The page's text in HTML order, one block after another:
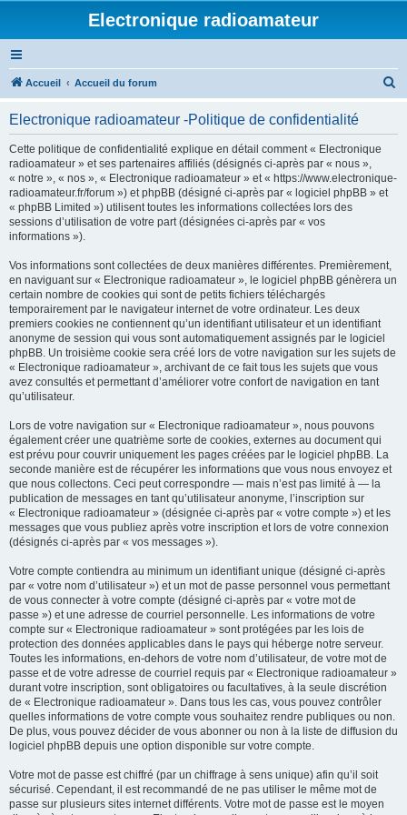
Electronique radioamateur
Accueil Accueil du forum
Electronique radioamateur -Politique de confidentialité
Cette politique de confidentialité explique en détail comment « Electronique
radioamateur » et ses partenaires affiliés (désignés ci-après par « nous »,
« notre », « nos », « Electronique radioamateur » et « https://www.electronique-
radioamateur.fr/forum ») et phpBB (désigné ci-après par « logiciel phpBB » et
« phpBB Limited ») utilisent toutes les informations collectées lors des
sessions d’utilisation de votre part (désignées ci-après par « vos
informations »).
Vos informations sont collectées de deux manières différentes. Premièrement,
en naviguant sur « Electronique radioamateur », le logiciel phpBB génèrera un
certain nombre de cookies qui sont de petits fichiers téléchargés
temporairement par le navigateur internet de votre ordinateur. Les deux
premiers cookies ne contiennent qu’un identifiant utilisateur et un identifiant
anonyme de session qui vous sont automatiquement assignés par le logiciel
phpBB. Un troisième cookie sera créé lors de votre navigation sur les sujets de
« Electronique radioamateur », archivant de ce fait tous les sujets que vous
avez consultés et permettant d’améliorer votre confort de navigation en tant
qu’utilisateur.
Lors de votre navigation sur « Electronique radioamateur », nous pouvons
également créer une quatrième sorte de cookies, externes au document qui
est prévu pour couvrir uniquement les pages créées par le logiciel phpBB. La
seconde manière est de récupérer les informations que vous nous envoyez et
que nous collectons. Ceci peut correspondre — mais n’est pas limité à — la
publication de messages en tant qu’utilisateur anonyme, l’inscription sur
« Electronique radioamateur » (désignée ci-après par « votre compte ») et les
messages que vous publiez après votre inscription et lors de votre connexion
(désignés ci-après par « vos messages »).
Votre compte contiendra au minimum un identifiant unique (désigné ci-après
par « votre nom d’utilisateur ») et un mot de passe personnel vous permettant
de vous connecter à votre compte (désigné ci-après par « votre mot de
passe ») et une adresse de courriel personnelle. Les informations de votre
compte sur « Electronique radioamateur » sont protégées par les lois de
protection des données applicables dans le pays qui héberge notre serveur.
Toutes les informations, en-dehors de votre nom d’utilisateur, de votre mot de
passe et de votre adresse de courriel requis par « Electronique radioamateur »
durant votre inscription, sont obligatoires ou facultatives, à la seule discrétion
de « Electronique radioamateur ». Dans tous les cas, vous pouvez contrôler
quelles informations de votre compte vous souhaitez rendre publiques ou non.
De plus, vous pouvez décider de vous abonner ou non à la liste de diffusion du
logiciel phpBB depuis une option disponible sur votre compte.
Votre mot de passe est chiffré (par un chiffrage à sens unique) afin qu’il soit
sécurisé. Cependant, il est recommandé de ne pas utiliser le même mot de
passe sur plusieurs sites internet différents. Votre mot de passe est le moyen